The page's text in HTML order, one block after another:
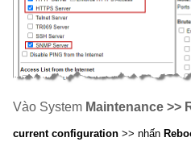
Vào System Maintenance >>
current configuration >> nhấn